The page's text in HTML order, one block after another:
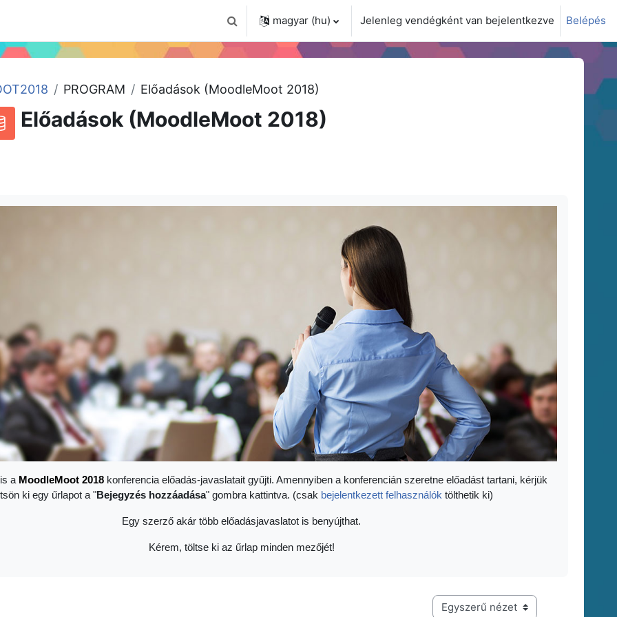
Keresési bemeneti adatok váltása
magyar ‎(hu)‎ Jelenleg vendégként van bejelentkezve Belépés
PROGRAM Előadások (MoodleMoot 2018)
Előadások (MoodleMoot 2018)
a MoodleMoot 2018 konferencia előadás-javaslatait gyűjti. Amennyiben a konferencián szeretne előadást tartani, kérjük
ki egy űrlapot a "Bejegyzés hozzáadása" gombra kattintva. (csak bejelentkezett felhasználók tölthetik ki)
Egy szerző akár több előadásjavaslatot is benyújthat.
Kérem, töltse ki az űrlap minden mezőjét!
Harmadik szintű navigáció megtekintési módja